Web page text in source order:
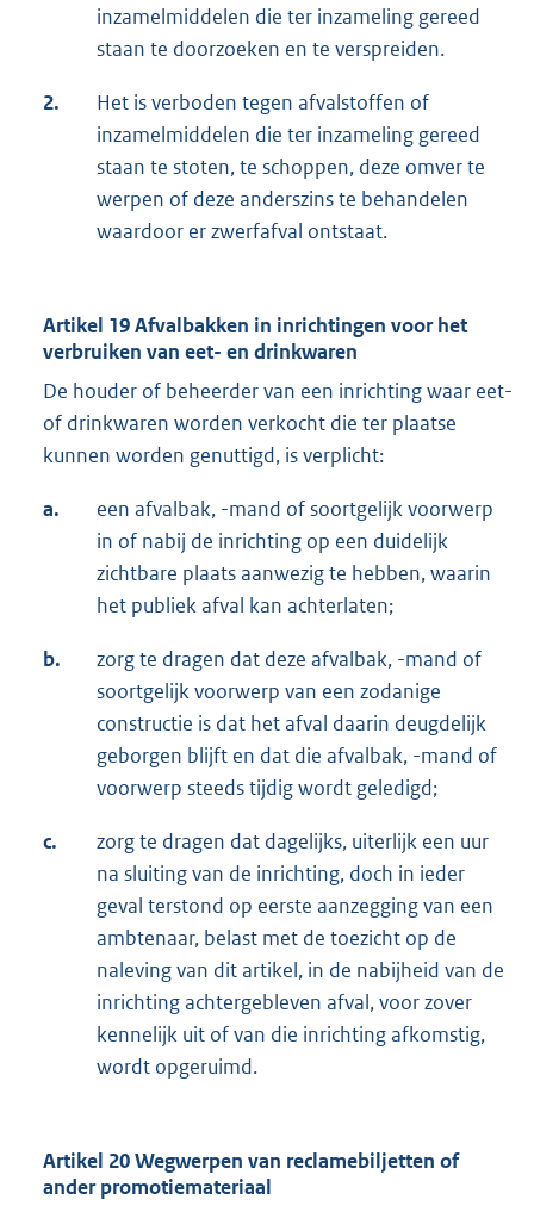
inzamelmiddelen die ter inzameling gereed
staan te doorzoeken en te verspreiden.
2.
Het is verboden tegen afvalstoffen of
inzamelmiddelen die ter inzameling gereed
staan te stoten, te schoppen, deze omver te
werpen of deze anderszins te behandelen
waardoor er zwerfafval ontstaat.
Artikel 19 Afvalbakken in inrichtingen voor het
verbruiken van eet- en drinkwaren
De houder of beheerder van een inrichting waar eet-
of drinkwaren worden verkocht die ter plaatse
kunnen worden genuttigd, is verplicht:
a.
een afvalbak, -mand of soortgelijk voorwerp
in of nabij de inrichting op een duidelijk
zichtbare plaats aanwezig te hebben, waarin
het publiek afval kan achterlaten;
b.
zorg te dragen dat deze afvalbak, -mand of
soortgelijk voorwerp van een zodanige
constructie is dat het afval daarin deugdelijk
geborgen blijft en dat die afvalbak, -mand of
voorwerp steeds tijdig wordt geledigd;
c.
zorg te dragen dat dagelijks, uiterlijk een uur
na sluiting van de inrichting, doch in ieder
geval terstond op eerste aanzegging van een
ambtenaar, belast met de toezicht op de
naleving van dit artikel, in de nabijheid van de
inrichting achtergebleven afval, voor zover
kennelijk uit of van die inrichting afkomstig,
wordt opgeruimd.
Artikel 20 Wegwerpen van reclamebiljetten of
ander promotiemateriaal